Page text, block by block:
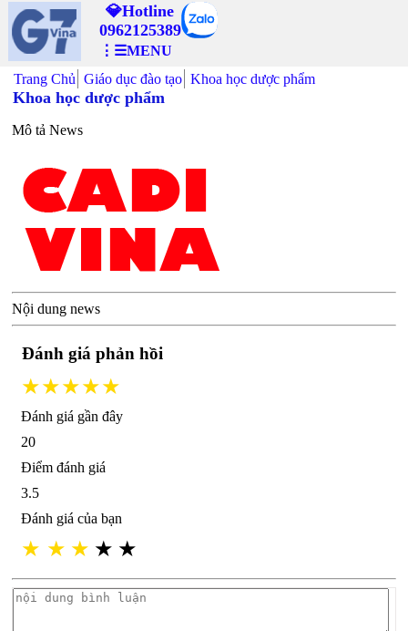
💎Hotline
0962125389
⋮☰MENU
Trang Chủ
Giáo dục đào tạo Khoa học dược phẩm
Khoa học dược phẩm
Mô tả News
Nội dung news
Đánh giá phản hồi
★★★★★
Đánh giá gần đây
20
Điểm đánh giá
3.5
Đánh giá của bạn
★ ★ ★ ★ ★